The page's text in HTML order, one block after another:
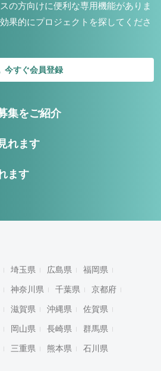
の方向けに便利な専用機能がありま
果的にプロジェクトを探してくださ
今すぐ会員登録
集をご紹介
れます
ます
埼玉県 広島県 福岡県
神奈川県 千葉県 京都府
滋賀県 沖縄県 佐賀県
岡山県 長崎県 群馬県
三重県 熊本県 石川県